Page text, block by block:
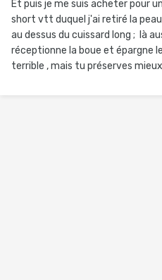
Et puis je me suis acheter pour
short vtt duquel j'ai retiré la
au dessus du cuissard long ; là
réceptionne la boue et épargne
terrible , mais tu préserves